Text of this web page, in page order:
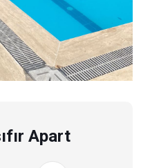
Apart